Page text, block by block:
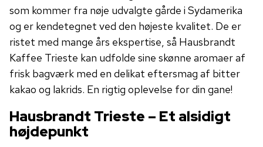
som kommer fra nøje udvalgte gårde i Sydamerika
og er kendetegnet ved den højeste kvalitet. De er
ristet med mange års ekspertise, så Hausbrandt
Kaffee Trieste kan udfolde sine skønne aromaer af
frisk bagværk med en delikat eftersmag af bitter
kakao og lakrids. En rigtig oplevelse for din gane!
Hausbrandt Trieste – Et alsidigt
højdepunkt